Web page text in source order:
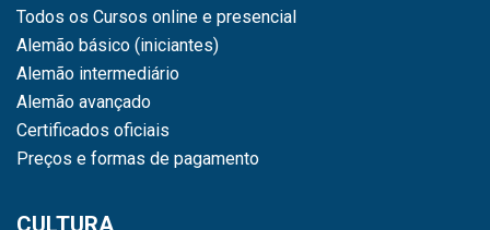
Todos os Cursos online e presencial
Alemão básico (iniciantes)
Alemão intermediário
Alemão avançado
Certificados oficiais
Preços e formas de pagamento
CULTURA